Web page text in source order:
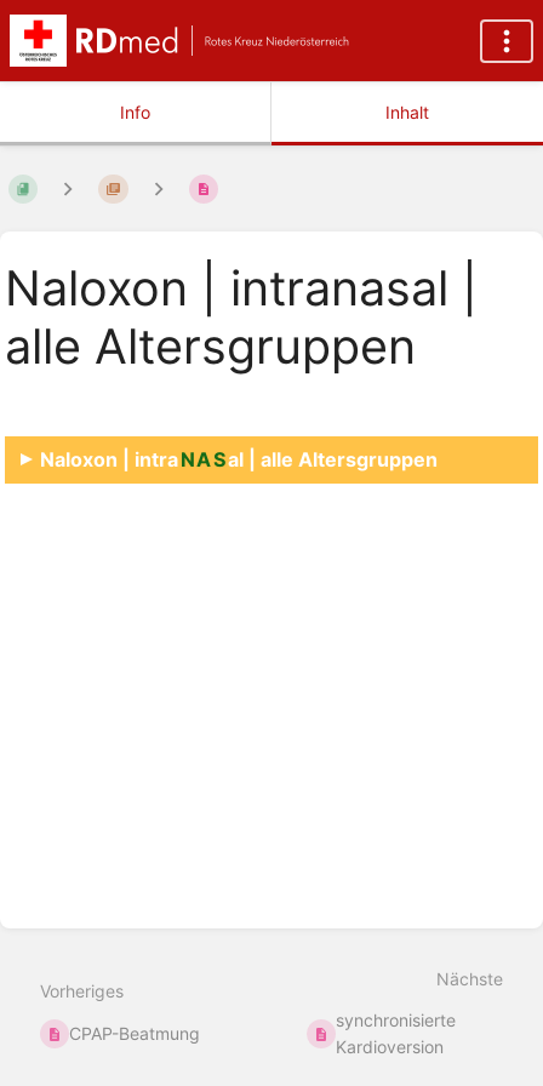
Info Inhalt
Naloxon | intranasal |
alle Altersgruppen
Naloxon | intraNASal | alle Altersgruppen
Vorheriges
CPAP-Beatmung
Nächste
synchronisierte
Kardioversion